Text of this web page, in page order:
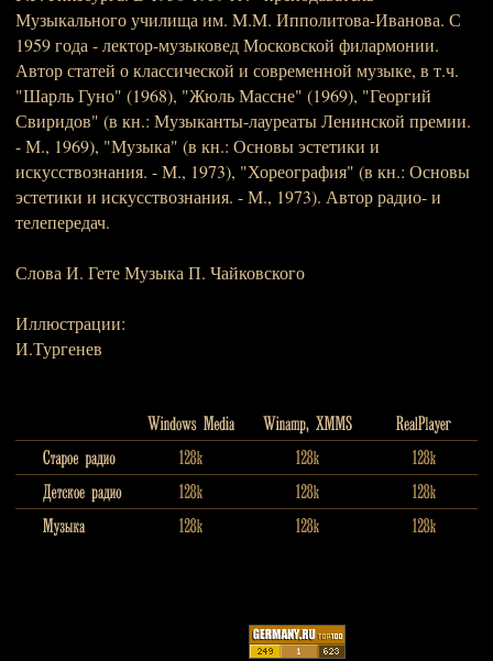
Музыкального училища им. M.M. Ипполитова-Иванова. С
1959 года - лектор-музыковед Московской филармонии.
Автор статей о классической и современной музыке, в т.ч.
"Шарль Гуно" (1968), "Жюль Массне" (1969), "Георгий
Свиридов" (в кн.: Музыканты-лауреаты Ленинской премии.
- М., 1969), "Музыка" (в кн.: Основы эстетики и
искусствознания. - М., 1973), "Хореография" (в кн.: Основы
эстетики и искусствознания. - М., 1973). Автор радио- и
телепередач.
Слова И. Гете Музыка П. Чайковского
Иллюстрации:
И.Тургенев